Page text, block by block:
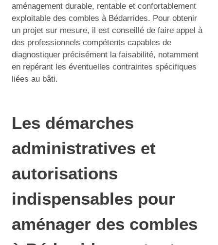
aménagement durable, rentable et confortablement
exploitable des combles à Bédarrides. Pour obtenir
un projet sur mesure, il est conseillé de faire appel à
des professionnels compétents capables de
diagnostiquer précisément la faisabilité, notamment
en repérant les éventuelles contraintes spécifiques
liées au bâti.
Les démarches
administratives et
autorisations
indispensables pour
aménager des combles